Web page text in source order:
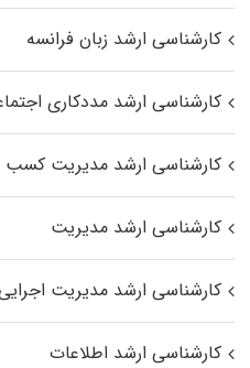
کارشناسی ارشد زبان فرانسه
کارشناسی ارشد مددکاری
کارشناسی ارشد مدیریت کسب
کارشناسی ارشد مدیریت
کارشناسی ارشد مدیریت
کارشناسی ارشد اطلاعات